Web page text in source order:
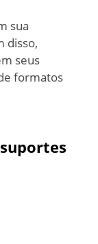
sua
disso,
seus
formatos